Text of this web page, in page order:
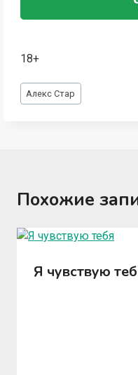
18+
Метки
записи:
Алекс Стар
Похожие
Я чувствую